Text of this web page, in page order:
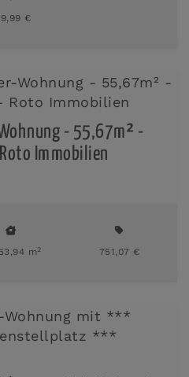
€
- 55,67m² -
Roto Immobilien
m2 751,07 €